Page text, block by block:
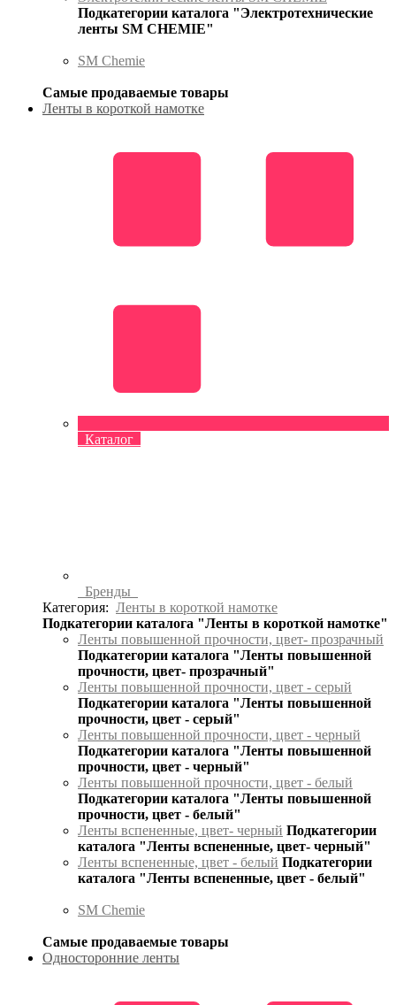
Подкатегории каталога "Электротехнические
ленты SM CHEMIE"
SM Chemie
Самые продаваемые товары
Ленты в короткой намотке
Каталог
Бренды
Категория: Ленты в короткой намотке
Подкатегории каталога "Ленты в короткой намотке"
Ленты повышенной прочности, цвет- прозрачный
Подкатегории каталога "Ленты повышенной
прочности, цвет- прозрачный"
Ленты повышенной прочности, цвет - серый
Подкатегории каталога "Ленты повышенной
прочности, цвет - серый"
Ленты повышенной прочности, цвет - черный
Подкатегории каталога "Ленты повышенной
прочности, цвет - черный"
Ленты повышенной прочности, цвет - белый
Подкатегории каталога "Ленты повышенной
прочности, цвет - белый"
Ленты вспененные, цвет- черный Подкатегории
каталога "Ленты вспененные, цвет- черный"
Ленты вспененные, цвет - белый Подкатегории
каталога "Ленты вспененные, цвет - белый"
SM Chemie
Самые продаваемые товары
Односторонние ленты